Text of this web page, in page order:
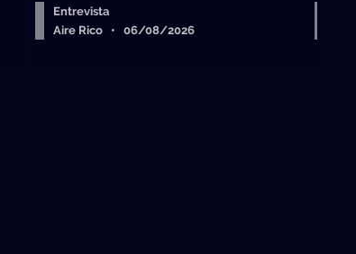
Entrevista
Aire Rico • 06/08/2026